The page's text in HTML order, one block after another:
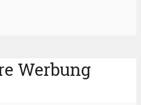
Werbung